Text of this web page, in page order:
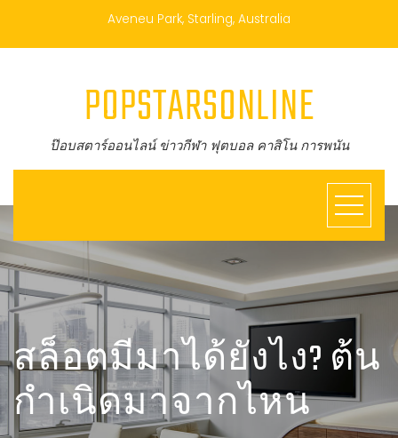
Aveneu Park, Starling, Australia
POPSTARSONLINE
ป๊อบสตาร์ออนไลน์ ข่าวกีฬา ฟุตบอล คาสิโน การพนัน
สล็อตมีมาได้ยังไง? ต้น
กำเนิดมาจากไหน